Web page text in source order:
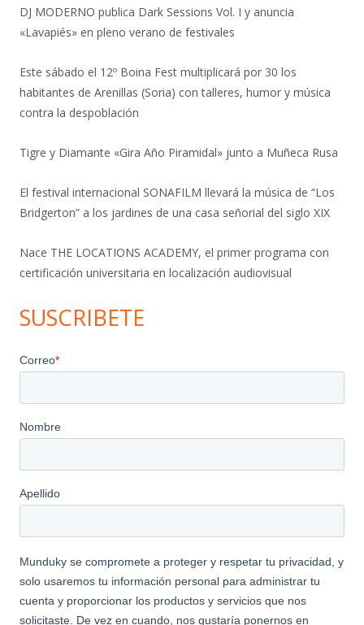
DJ MODERNO publica Dark Sessions Vol. I y anuncia
«Lavapiés» en pleno verano de festivales
Este sábado el 12º Boina Fest multiplicará por 30 los
habitantes de Arenillas (Soria) con talleres, humor y música
contra la despoblación
Tigre y Diamante «Gira Año Piramidal» junto a Muñeca Rusa
El festival internacional SONAFILM llevará la música de “Los
Bridgerton” a los jardines de una casa señorial del siglo XIX
Nace THE LOCATIONS ACADEMY, el primer programa con
certificación universitaria en localización audiovisual
SUSCRIBETE